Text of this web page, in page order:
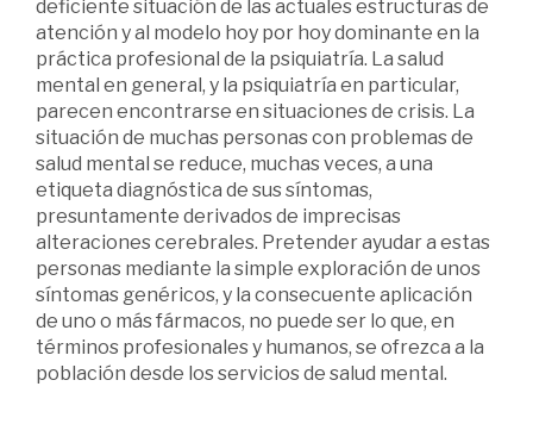
deficiente situación de las actuales estructuras de
atención y al modelo hoy por hoy dominante en la
práctica profesional de la psiquiatría. La salud
mental en general, y la psiquiatría en particular,
parecen encontrarse en situaciones de crisis. La
situación de muchas personas con problemas de
salud mental se reduce, muchas veces, a una
etiqueta diagnóstica de sus síntomas,
presuntamente derivados de imprecisas
alteraciones cerebrales. Pretender ayudar a estas
personas mediante la simple exploración de unos
síntomas genéricos, y la consecuente aplicación
de uno o más fármacos, no puede ser lo que, en
términos profesionales y humanos, se ofrezca a la
población desde los servicios de salud mental.